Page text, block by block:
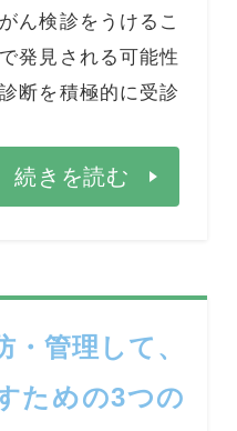
ん検診をうけるこ
発見される可能性
断を積極的に受診
続きを読む
管理して、
ための3つの